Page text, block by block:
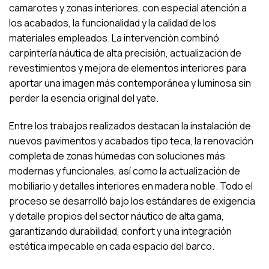
camarotes y zonas interiores, con especial atención a
los acabados, la funcionalidad y la calidad de los
materiales empleados. La intervención combinó
carpintería náutica de alta precisión, actualización de
revestimientos y mejora de elementos interiores para
aportar una imagen más contemporánea y luminosa sin
perder la esencia original del yate.
Entre los trabajos realizados destacan la instalación de
nuevos pavimentos y acabados tipo teca, la renovación
completa de zonas húmedas con soluciones más
modernas y funcionales, así como la actualización de
mobiliario y detalles interiores en madera noble. Todo el
proceso se desarrolló bajo los estándares de exigencia
y detalle propios del sector náutico de alta gama,
garantizando durabilidad, confort y una integración
estética impecable en cada espacio del barco.